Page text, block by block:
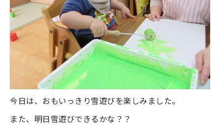
今日は、おもいっきり雪遊びを楽しみました。
また、明日雪遊びできるかな？？